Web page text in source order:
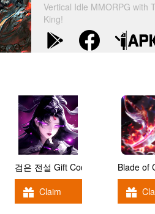
Vertical Idle MMORPG with
King!
검은 전설 Gift Code
Claim
Blade of